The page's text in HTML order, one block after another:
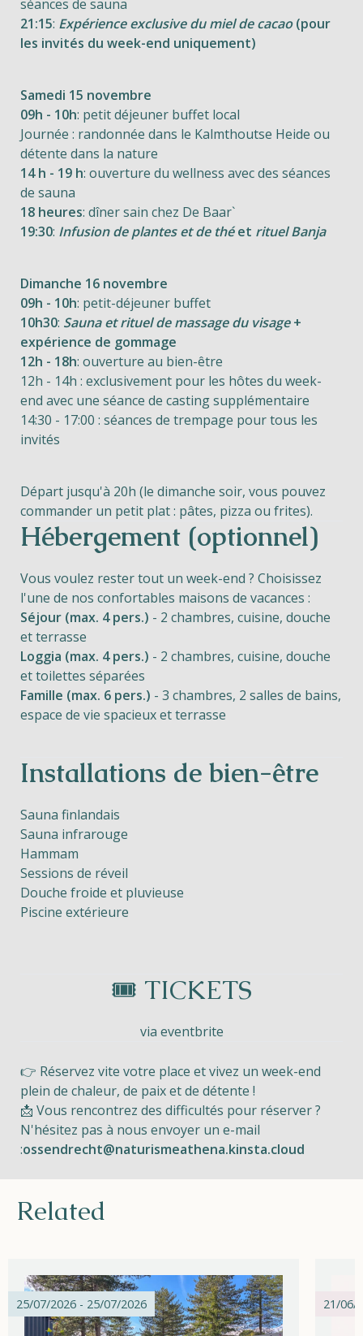
séances de sauna
21:15: Expérience exclusive du miel de cacao(pour
les invités du week-end uniquement)
Samedi 15 novembre
09h - 10h: petit déjeuner buffet local
Journée : randonnée dans le Kalmthoutse Heide ou
détente dans la nature
14 h - 19 h: ouverture du wellness avec des séances
de sauna
18 heures: dîner sain chez De Baar`
19:30: Infusion de plantes et de théet rituel Banja
Dimanche 16 novembre
09h - 10h: petit-déjeuner buffet
10h30: Sauna et rituel de massage du visage+
expérience de gommage
12h - 18h: ouverture au bien-être
12h - 14h : exclusivement pour les hôtes du week-
end avec une séance de casting supplémentaire
14:30 - 17:00 : séances de trempage pour tous les
invités
Départ jusqu'à 20h (le dimanche soir, vous pouvez
commander un petit plat : pâtes, pizza ou frites).
Hébergement (optionnel)
Vous voulez rester tout un week-end ? Choisissez
l'une de nos confortables maisons de vacances :
Séjour (max. 4 pers.) - 2 chambres, cuisine, douche
et terrasse
Loggia (max. 4 pers.) - 2 chambres, cuisine, douche
et toilettes séparées
Famille (max. 6 pers.) - 3 chambres, 2 salles de bains,
espace de vie spacieux et terrasse
Installations de bien-être
Sauna finlandais
Sauna infrarouge
Hammam
Sessions de réveil
Douche froide et pluvieuse
Piscine extérieure
🎟️ TICKETS
via eventbrite
👉 Réservez vite votre place et vivez un week-end
plein de chaleur, de paix et de détente !
📩 Vous rencontrez des difficultés pour réserver ?
N'hésitez pas à nous envoyer un e-mail
:ossendrecht@naturismeathena.kinsta.cloud
Related
25/07/2026 - 25/07/2026 21/06/